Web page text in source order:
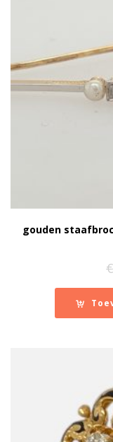
gouden
€